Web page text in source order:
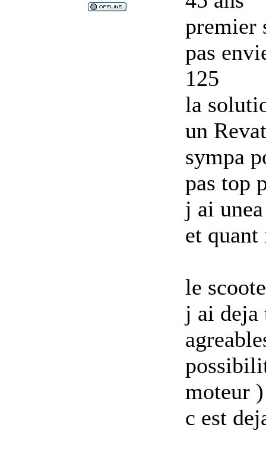
premier
pas
125
la
un
sympa
pas top
j ai une
et
le
j ai deja
moteur )
c est